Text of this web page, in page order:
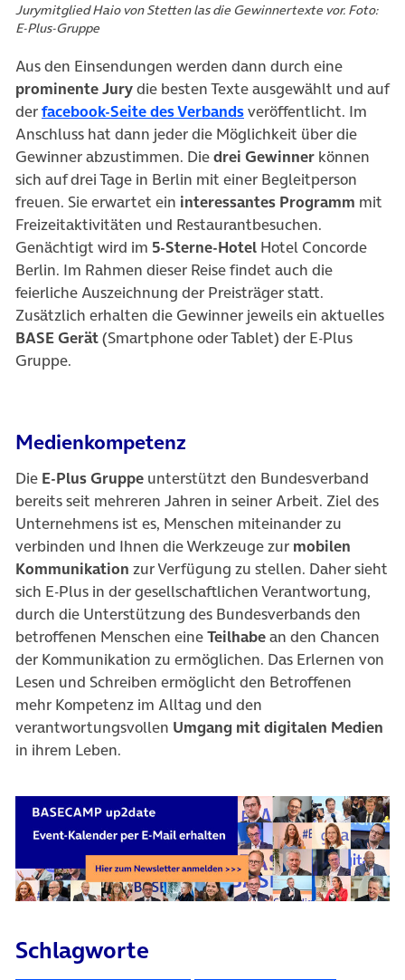
Jurymitglied Haio von Stetten las die Gewinnertexte vor. Foto:
E-Plus-Gruppe
Aus den Einsendungen werden dann durch eine
prominente Jurydie besten Texte ausgewählt und auf
derfacebook-Seite des Verbands(öffnet in neuem Tab)
veröffentlicht. Im
Anschluss hat dann jeder die Möglichkeit über die
Gewinner abzustimmen. Diedrei Gewinner können
sich auf drei Tage in Berlin mit einer Begleitperson
freuen. Sie erwartet ein interessantes Programm mit
Freizeitaktivitäten und Restaurantbesuchen.
Genächtigt wird im 5-Sterne-Hotel Hotel Concorde
Berlin. Im Rahmen dieser Reise findet auch die
feierliche Auszeichnung der Preisträger statt.
Zusätzlich erhalten die Gewinner jeweils ein aktuelles
BASE Gerät(Smartphone oder Tablet) der E-Plus
Gruppe.
Medienkompetenz
Die E-Plus Gruppe unterstützt den Bundesverband
bereits seit mehreren Jahren in seiner Arbeit. Ziel des
Unternehmens ist es, Menschen miteinander zu
verbinden und Ihnen die Werkzeuge zur mobilen
Kommunikation zur Verfügung zu stellen. Daher sieht
sich E-Plus in der gesellschaftlichen Verantwortung,
durch die Unterstützung des Bundesverbands den
betroffenen Menschen eineTeilhabean den Chancen
der Kommunikation zu ermöglichen. Das Erlernen von
Lesen und Schreiben ermöglicht den Betroffenen
mehr Kompetenz im Alltag und den
verantwortungsvollen Umgang mit digitalen Medien
in ihrem Leben.
Schlagworte